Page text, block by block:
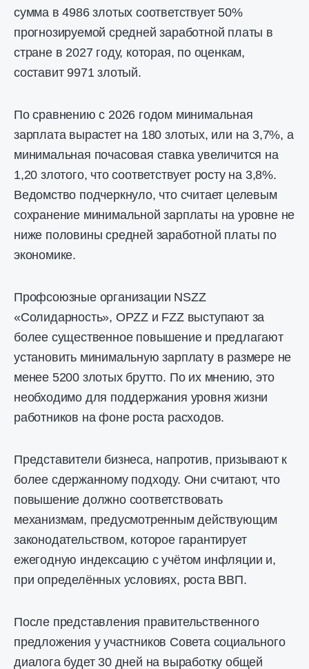
сумма в 4986 злотых соответствует 50%
прогнозируемой средней заработной платы в
стране в 2027 году, которая, по оценкам,
составит 9971 злотый.
По сравнению с 2026 годом минимальная
зарплата вырастет на 180 злотых, или на 3,7%, а
минимальная почасовая ставка увеличится на
1,20 злотого, что соответствует росту на 3,8%.
Ведомство подчеркнуло, что считает целевым
сохранение минимальной зарплаты на уровне не
ниже половины средней заработной платы по
экономике.
Профсоюзные организации NSZZ
«Солидарность», OPZZ и FZZ выступают за
более существенное повышение и предлагают
установить минимальную зарплату в размере не
менее 5200 злотых брутто. По их мнению, это
необходимо для поддержания уровня жизни
работников на фоне роста расходов.
Представители бизнеса, напротив, призывают к
более сдержанному подходу. Они считают, что
повышение должно соответствовать
механизмам, предусмотренным действующим
законодательством, которое гарантирует
ежегодную индексацию с учётом инфляции и,
при определённых условиях, роста ВВП.
После представления правительственного
предложения у участников Совета социального
диалога будет 30 дней на выработку общей